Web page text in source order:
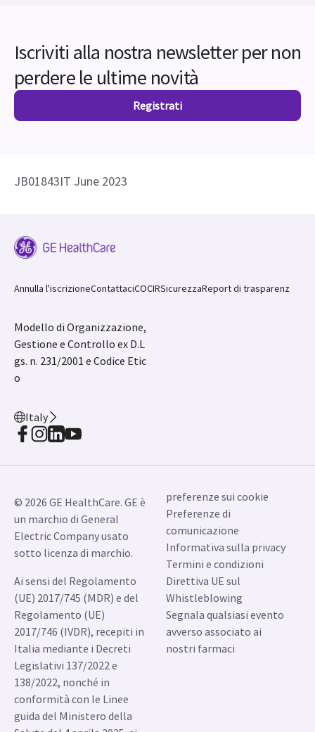
Iscriviti alla nostra newsletter per non
perdere le ultime novità
Registrati
JB01843IT June 2023
Annulla l'iscrizioneContattaciCOCIRSicurezzaReport di trasparenz
Modello di Organizzazione,
Gestione e Controllo ex D.L
gs. n. 231/2001 e Codice Etic
o
Italy
© 2026 GE HealthCare. GE è
un marchio di General
Electric Company usato
sotto licenza di marchio.
Ai sensi del Regolamento
(UE) 2017/745 (MDR) e del
Regolamento (UE)
2017/746 (IVDR), recepiti in
Italia mediante i Decreti
Legislativi 137/2022 e
138/2022, nonché in
conformità con le Linee
guida del Ministero della
preferenze sui cookie
Preferenze di
comunicazione
Informativa sulla privacy
Termini e condizioni
Direttiva UE sul
Whistleblowing
Segnala qualsiasi evento
avverso associato ai
nostri farmaci